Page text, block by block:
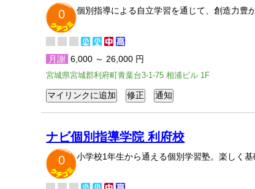
0
個別指導による自立学習を通じて、創造力豊
月謝 6,000 ～ 26,000 円
宮城県宮城郡利府町青葉台3-1-75 相浦ビル 1F
ナビ個別指導学院 利府校
0
小学校1年生から通える個別学習塾。楽しく